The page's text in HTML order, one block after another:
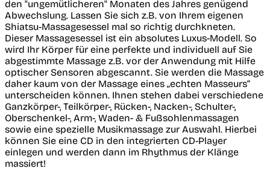
den "ungemütlicheren" Monaten des Jahres genügend
Abwechslung. Lassen Sie sich z.B. von Ihrem eigenen
Shiatsu-Massagesessel mal so richtig durchkneten.
Dieser Massagesessel ist ein absolutes Luxus-Modell. So
wird Ihr Körper für eine perfekte und individuell auf Sie
abgestimmte Massage z.B. vor der Anwendung mit Hilfe
optischer Sensoren abgescannt. Sie werden die Massage
daher kaum von der Massage eines „echten Masseurs“
unterscheiden können. Ihnen stehen dabei verschiedene
Ganzkörper-, Teilkörper-, Rücken-, Nacken-, Schulter-,
Oberschenkel-, Arm-, Waden- & Fußsohlenmassagen
sowie eine spezielle Musikmassage zur Auswahl. Hierbei
können Sie eine CD in den integrierten CD-Player
einlegen und werden dann im Rhythmus der Klänge
massiert!